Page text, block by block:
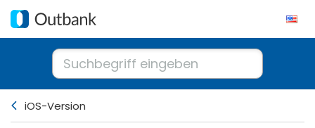
iOS-Version